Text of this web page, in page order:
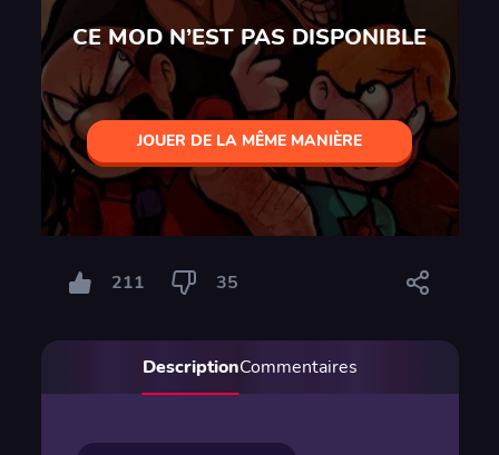
CE MOD N’EST PAS DISPONIBLE
JOUER DE LA MÊME MANIÈRE
211 35
DescriptionCommentaires